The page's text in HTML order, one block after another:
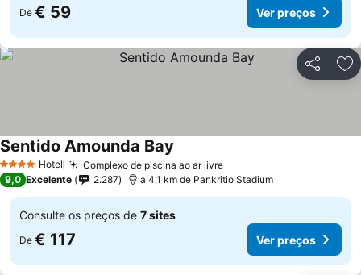
De € 59 Ver preços
Partilhar
4 EstrelasHotel Complexo de piscina ao ar livreVer preços
Sentido Amounda Bay
9,0 Excelente 2.287 a 4.1 km de Pankritio Stadium
Consulte os preços de 7 sites
De € 117 Ver preços